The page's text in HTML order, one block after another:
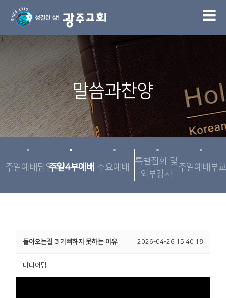
1
말씀과찬양
주일예배담임목사주일4부예배 수요예배
특별집회 및
외부강사
주일예배부
돌아오는길 3 기뻐하지 못하는 이유 2026-04-26 15:40:18
미디어팀